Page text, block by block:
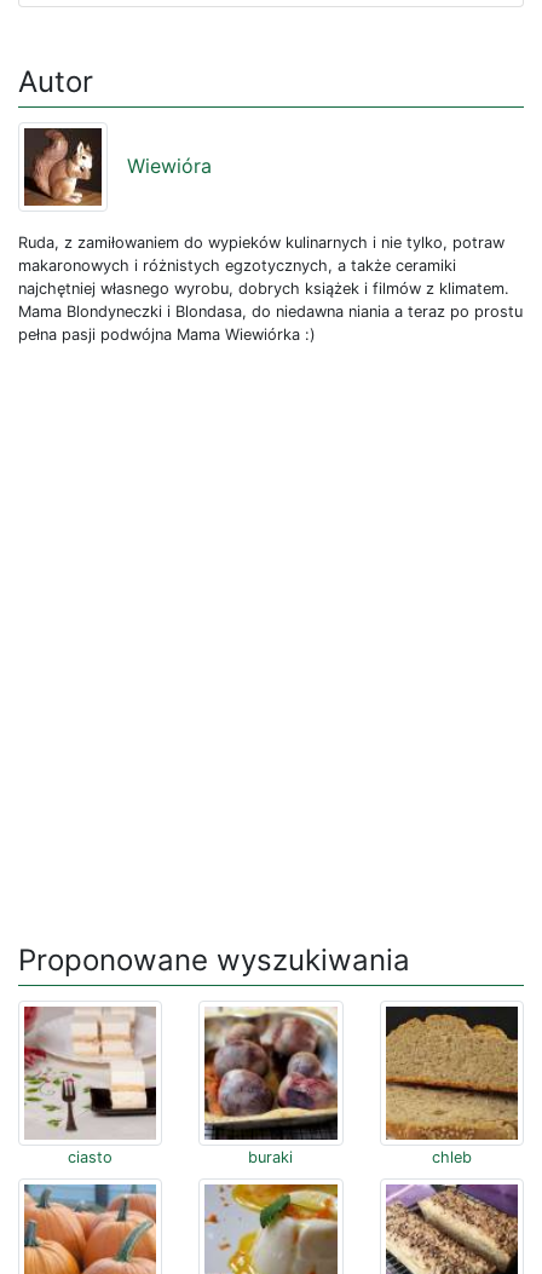
Autor
Wiewióra
Ruda, z zamiłowaniem do wypieków kulinarnych i nie tylko, potraw
makaronowych i różnistych egzotycznych, a także ceramiki
najchętniej własnego wyrobu, dobrych książek i filmów z klimatem.
Mama Blondyneczki i Blondasa, do niedawna niania a teraz po prostu
pełna pasji podwójna Mama Wiewiórka :)
Proponowane wyszukiwania
ciasto buraki chleb